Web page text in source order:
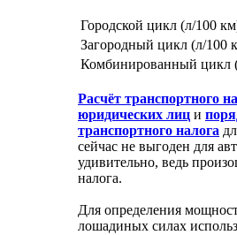
Городской цикл (л/100
Загородный цикл (л/100
Комбинированный цикл
Расчёт транспортного
юридических лиц и
транспортного налога
сейчас не выгоден для
удивительно, ведь
налога.
Для определения
лошадиных силах